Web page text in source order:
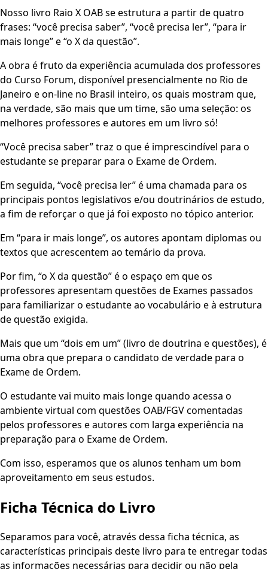
Nosso livro Raio X OAB se estrutura a partir de quatro
frases: “você precisa saber”, “você precisa ler”, “para ir
mais longe” e “o X da questão”.
A obra é fruto da experiência acumulada dos professores
do Curso Forum, disponível presencialmente no Rio de
Janeiro e on-line no Brasil inteiro, os quais mostram que,
na verdade, são mais que um time, são uma seleção: os
melhores professores e autores em um livro só!
“Você precisa saber” traz o que é imprescindível para o
estudante se preparar para o Exame de Ordem.
Em seguida, “você precisa ler” é uma chamada para os
principais pontos legislativos e/ou doutrinários de estudo,
a fim de reforçar o que já foi exposto no tópico anterior.
Em “para ir mais longe”, os autores apontam diplomas ou
textos que acrescentem ao temário da prova.
Por fim, “o X da questão” é o espaço em que os
professores apresentam questões de Exames passados
para familiarizar o estudante ao vocabulário e à estrutura
de questão exigida.
Mais que um “dois em um” (livro de doutrina e questões), é
uma obra que prepara o candidato de verdade para o
Exame de Ordem.
O estudante vai muito mais longe quando acessa o
ambiente virtual com questões OAB/FGV comentadas
pelos professores e autores com larga experiência na
preparação para o Exame de Ordem.
Com isso, esperamos que os alunos tenham um bom
aproveitamento em seus estudos.
Ficha Técnica do Livro
Separamos para você, através dessa ficha técnica, as
características principais deste livro para te entregar todas
as informações necessárias para decidir ou não pela